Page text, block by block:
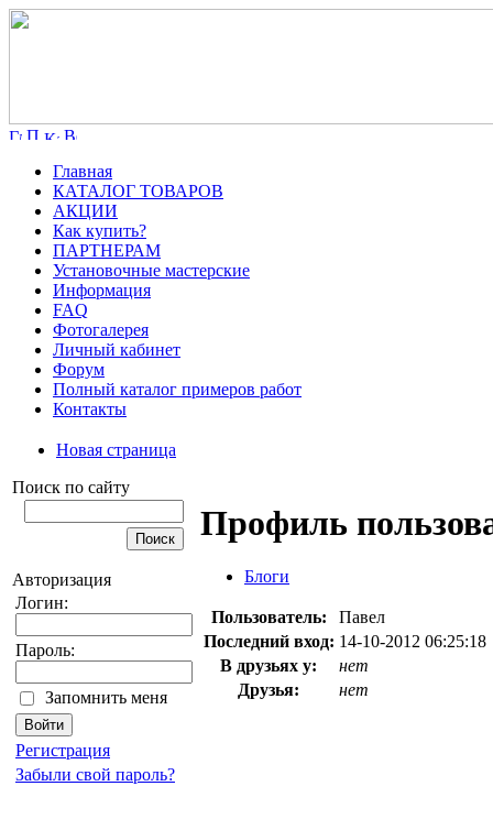
Главная
КАТАЛОГ ТОВАРОВ
АКЦИИ
Как купить?
ПАРТНЕРАМ
Установочные мастерские
Информация
FAQ
Фотогалерея
Личный кабинет
Форум
Полный каталог примеров работ
Контакты
Новая страница
Поиск по сайту
Авторизация
Логин:
Пароль:
Запомнить меня
Регистрация
Забыли свой пароль?
Профиль
Блоги
Пользователь:
Павел
Последний вход: 14-10-2012 06:25:18
В друзьях у:
нет
Друзья:
нет